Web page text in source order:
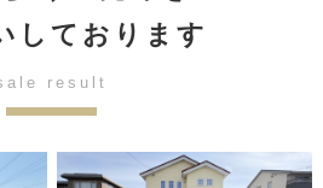
しております
result